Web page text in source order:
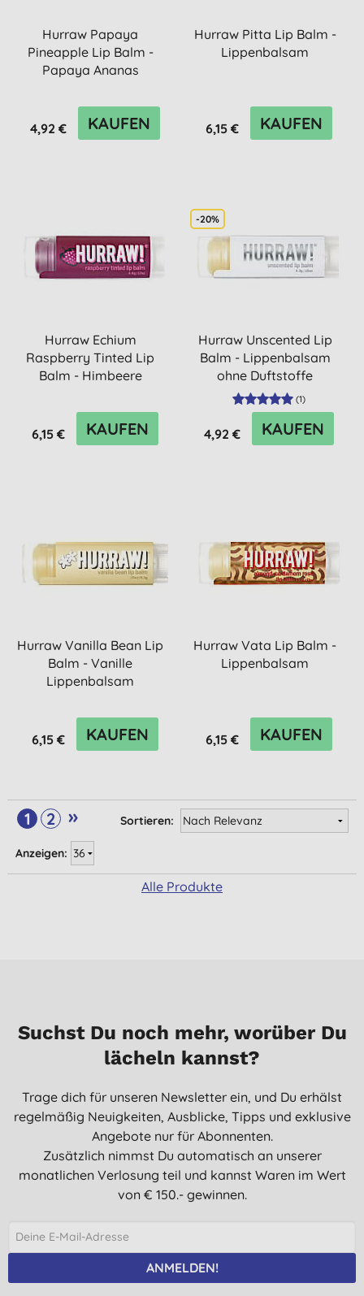
Hurraw Papaya
Pineapple Lip Balm -
Papaya Ananas
4,92 € KAUFEN
Hurraw Pitta Lip Balm -
Lippenbalsam
6,15 € KAUFEN
Hurraw Echium
Raspberry Tinted Lip
Balm - Himbeere
6,15 € KAUFEN
-20%
Hurraw Unscented Lip
Balm - Lippenbalsam
ohne Duftstoffe
(1)
4,92 € KAUFEN
Hurraw Vanilla Bean Lip
Balm - Vanille
Lippenbalsam
6,15 € KAUFEN
Hurraw Vata Lip Balm -
Lippenbalsam
6,15 € KAUFEN
1 2 » Sortieren:
Anzeigen:
Alle Produkte
Suchst Du noch mehr, worüber Du
lächeln kannst?
Trage dich für unseren Newsletter ein, und Du erhälst
regelmäßig Neuigkeiten, Ausblicke, Tipps und exklusive
Angebote nur für Abonnenten.
Zusätzlich nimmst Du automatisch an unserer
monatlichen Verlosung teil und kannst Waren im Wert
von € 150.- gewinnen.
ANMELDEN!